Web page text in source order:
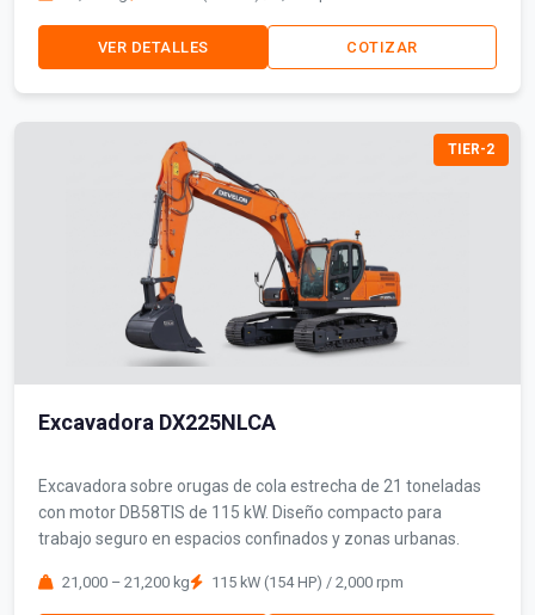
VER DETALLES COTIZAR
TIER-2
Excavadora DX225NLCA
Excavadora sobre orugas de cola estrecha de 21 toneladas
con motor DB58TIS de 115 kW. Diseño compacto para
trabajo seguro en espacios confinados y zonas urbanas.
21,000 – 21,200 kg 115 kW (154 HP) / 2,000 rpm